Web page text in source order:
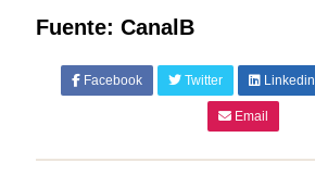
Fuente: CanalB
Facebook Twitter Linkedin
Email